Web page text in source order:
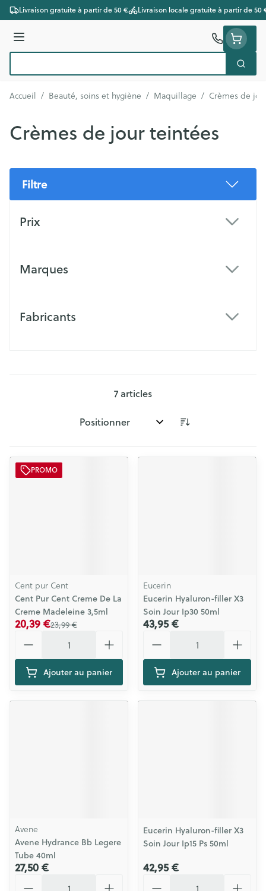
Aller au contenu
Livraison gratuite à partir de 50 € Livraison locale gratuite à partir de 50
Menu
Accueil / Beauté, soins et hygiène / Maquillage / Crèmes de
Crèmes de jour teintées
Filtre
Prix
Marques
Fabricants
7 articles
Trier par:
PROMO
Cent pur Cent
Cent Pur Cent Creme De La
Creme Madeleine 3,5ml
23,99 €
20,39 €
Ajouter au panier
Eucerin
Eucerin Hyaluron-filler X3
Soin Jour Ip30 50ml
43,95 €
Ajouter au panier
Avene
Avene Hydrance Bb Legere
Tube 40ml
27,50 €
Eucerin Hyaluron-filler X3
Soin Jour Ip15 Ps 50ml
42,95 €